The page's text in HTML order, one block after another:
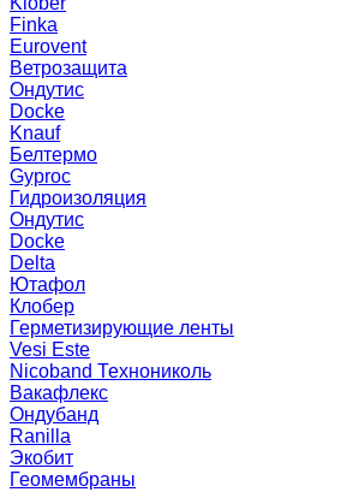
Finka
Eurovent
Ветрозащита
Ондутис
Docke
Knauf
Белтермо
Gyproc
Гидроизоляция
Ондутис
Docke
Delta
Ютафол
Клобер
Герметизирующие ленты
Vesi Este
Nicoband Технониколь
Вакафлекс
Ондубанд
Ranilla
Экобит
Геомембраны